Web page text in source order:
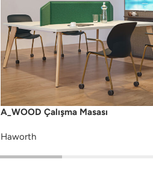
A_WOOD Çalışma Masası
Haworth